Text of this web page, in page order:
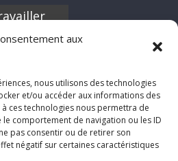
aux
nous utilisons des technologies
et/ou accéder aux informations des
ces technologies nous permettra de
comportement de navigation ou les ID
pas consentir ou de retirer son
négatif sur certaines caractéristiques
n'hésite
nous envoyer
de
de films,
ou des billets
: